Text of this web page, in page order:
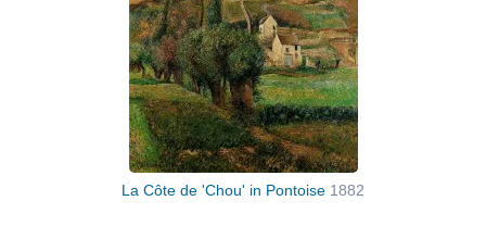
La Côte de 'Chou' in Pontoise 1882